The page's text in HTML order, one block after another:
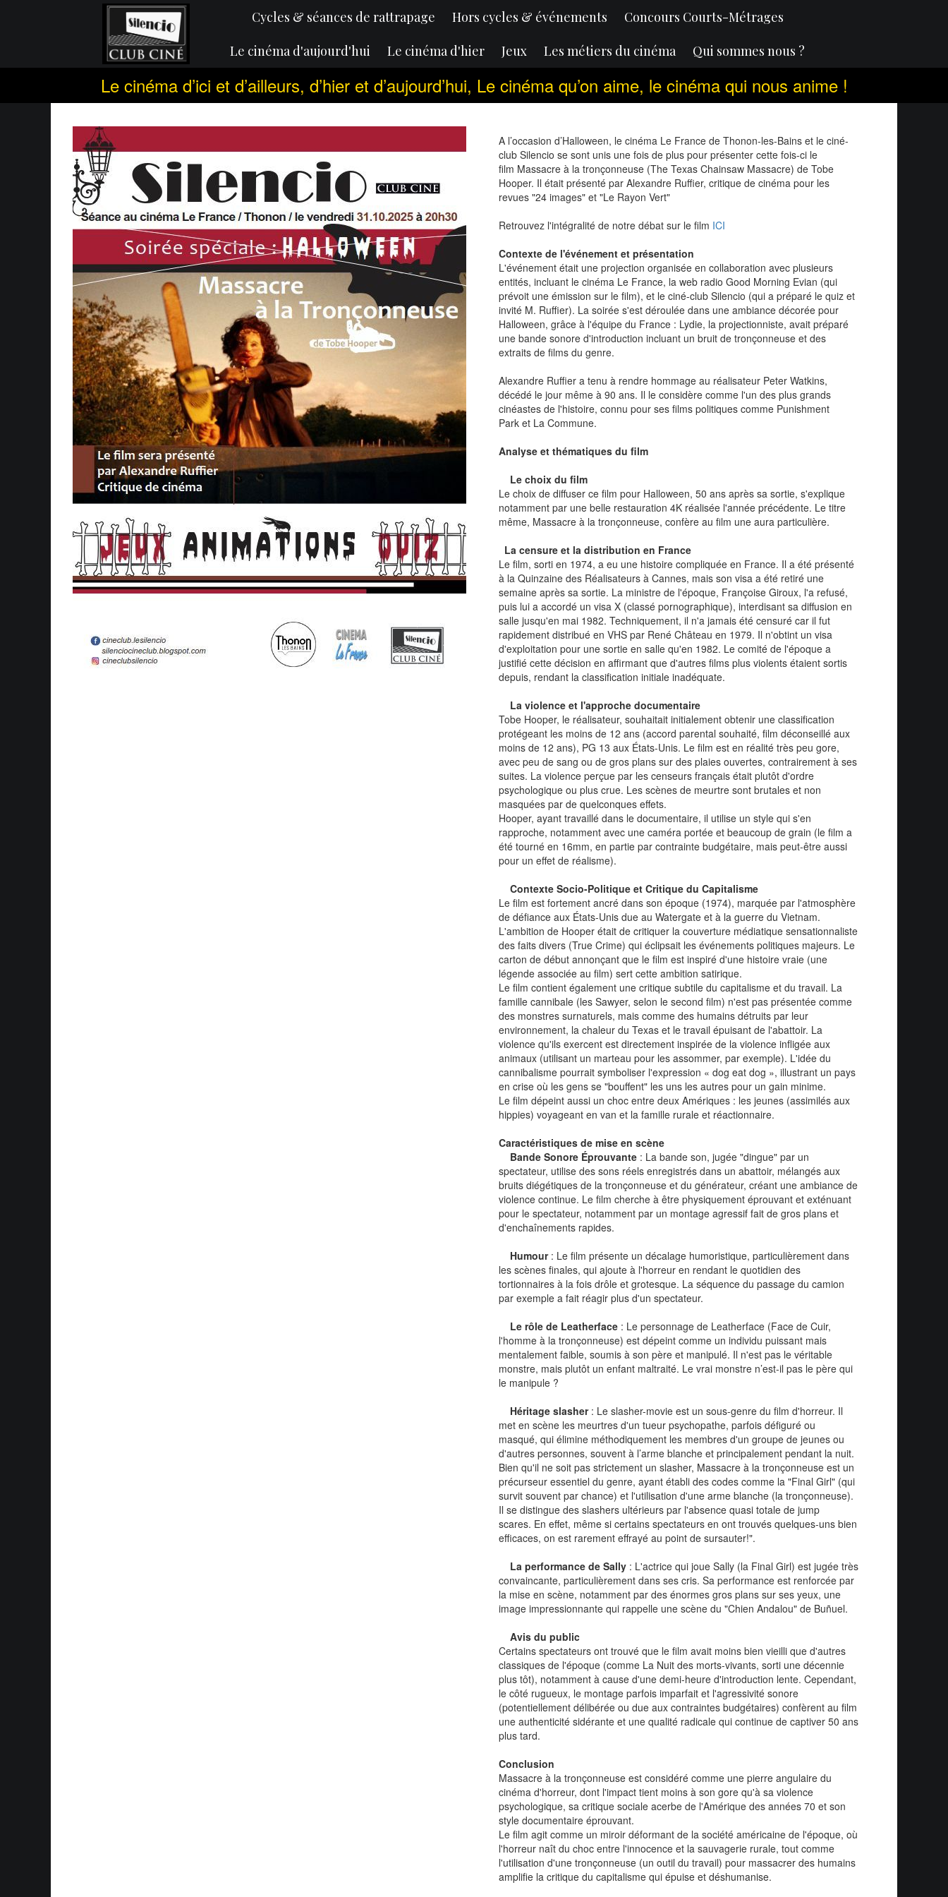
Cycles & séances de rattrapage Hors cycles & événements
Concours Courts-Métrages
Le cinéma d'aujourd'hui
Le cinéma d'hier Jeux Les métiers du cinéma Qui sommes nous ?
Le cinéma d’ici et d’ailleurs, d’hier et d’aujourd’hui, Le cinéma qu’on aime, le cinéma qui nous anime !
A l’occasion d’Halloween, le cinéma Le France de Thonon-les-Bains et le ciné-
club Silencio se sont unis une fois de plus pour présenter cette fois-ci le
film Massacre à la tronçonneuse (The Texas Chainsaw Massacre) de Tobe
Hooper. Il était présenté par Alexandre Ruffier, critique de cinéma pour les
revues "24 images" et "Le Rayon Vert"
Retrouvez l'intégralité de notre débat sur le film ICI
Contexte de l'événement et présentation
L'événement était une projection organisée en collaboration avec plusieurs
entités, incluant le cinéma Le France, la web radio Good Morning Evian (qui
prévoit une émission sur le film), et le ciné-club Silencio (qui a préparé le quiz et
invité M. Ruffier). La soirée s'est déroulée dans une ambiance décorée pour
Halloween, grâce à l'équipe du France : Lydie, la projectionniste, avait préparé
une bande sonore d'introduction incluant un bruit de tronçonneuse et des
extraits de films du genre.
Alexandre Ruffier a tenu à rendre hommage au réalisateur Peter Watkins,
décédé le jour même à 90 ans. Il le considère comme l'un des plus grands
cinéastes de l'histoire, connu pour ses films politiques comme Punishment
Park et La Commune.
Analyse et thématiques du film
Le choix du film
Le choix de diffuser ce film pour Halloween, 50 ans après sa sortie, s'explique
notamment par une belle restauration 4K réalisée l'année précédente. Le titre
même, Massacre à la tronçonneuse, confère au film une aura particulière.
La censure et la distribution en France
Le film, sorti en 1974, a eu une histoire compliquée en France. Il a été présenté
à la Quinzaine des Réalisateurs à Cannes, mais son visa a été retiré une
semaine après sa sortie. La ministre de l'époque, Françoise Giroux, l'a refusé,
puis lui a accordé un visa X (classé pornographique), interdisant sa diffusion en
salle jusqu'en mai 1982. Techniquement, il n'a jamais été censuré car il fut
rapidement distribué en VHS par René Château en 1979. Il n'obtint un visa
d'exploitation pour une sortie en salle qu'en 1982. Le comité de l'époque a
justifié cette décision en affirmant que d'autres films plus violents étaient sortis
depuis, rendant la classification initiale inadéquate.
La violence et l'approche documentaire
Tobe Hooper, le réalisateur, souhaitait initialement obtenir une classification
protégeant les moins de 12 ans (accord parental souhaité, film déconseillé aux
moins de 12 ans), PG 13 aux États-Unis. Le film est en réalité très peu gore,
avec peu de sang ou de gros plans sur des plaies ouvertes, contrairement à ses
suites. La violence perçue par les censeurs français était plutôt d'ordre
psychologique ou plus crue. Les scènes de meurtre sont brutales et non
masquées par de quelconques effets.
Hooper, ayant travaillé dans le documentaire, il utilise un style qui s'en
rapproche, notamment avec une caméra portée et beaucoup de grain (le film a
été tourné en 16mm, en partie par contrainte budgétaire, mais peut-être aussi
pour un effet de réalisme).
Contexte Socio-Politique et Critique du Capitalisme
Le film est fortement ancré dans son époque (1974), marquée par l'atmosphère
de défiance aux États-Unis due au Watergate et à la guerre du Vietnam.
L'ambition de Hooper était de critiquer la couverture médiatique sensationnaliste
des faits divers (True Crime) qui éclipsait les événements politiques majeurs. Le
carton de début annonçant que le film est inspiré d'une histoire vraie (une
légende associée au film) sert cette ambition satirique.
Le film contient également une critique subtile du capitalisme et du travail. La
famille cannibale (les Sawyer, selon le second film) n'est pas présentée comme
des monstres surnaturels, mais comme des humains détruits par leur
environnement, la chaleur du Texas et le travail épuisant de l'abattoir. La
violence qu'ils exercent est directement inspirée de la violence infligée aux
animaux (utilisant un marteau pour les assommer, par exemple). L'idée du
cannibalisme pourrait symboliser l'expression « dog eat dog », illustrant un pays
en crise où les gens se "bouffent" les uns les autres pour un gain minime.
Le film dépeint aussi un choc entre deux Amériques : les jeunes (assimilés aux
hippies) voyageant en van et la famille rurale et réactionnaire.
Caractéristiques de mise en scène
Bande Sonore Éprouvante : La bande son, jugée "dingue" par un
spectateur, utilise des sons réels enregistrés dans un abattoir, mélangés aux
bruits diégétiques de la tronçonneuse et du générateur, créant une ambiance de
violence continue. Le film cherche à être physiquement éprouvant et exténuant
pour le spectateur, notamment par un montage agressif fait de gros plans et
d'enchaînements rapides.
Humour: Le film présente un décalage humoristique, particulièrement dans
les scènes finales, qui ajoute à l'horreur en rendant le quotidien des
tortionnaires à la fois drôle et grotesque. La séquence du passage du camion
par exemple a fait réagir plus d'un spectateur.
Le rôle de Leatherface : Le personnage de Leatherface (Face de Cuir,
l'homme à la tronçonneuse) est dépeint comme un individu puissant mais
mentalement faible, soumis à son père et manipulé. Il n'est pas le véritable
monstre, mais plutôt un enfant maltraité. Le vrai monstre n’est-il pas le père qui
le manipule ?
Héritage slasher: Le slasher-movie est un sous-genre du film d'horreur. Il
met en scène les meurtres d'un tueur psychopathe, parfois défiguré ou
masqué, qui élimine méthodiquement les membres d'un groupe de jeunes ou
d'autres personnes, souvent à l’arme blanche et principalement pendant la nuit.
Bien qu'il ne soit pas strictement un slasher, Massacre à la tronçonneuse est un
précurseur essentiel du genre, ayant établi des codes comme la "Final Girl" (qui
survit souvent par chance) et l'utilisation d'une arme blanche (la tronçonneuse).
Il se distingue des slashers ultérieurs par l'absence quasi totale de jump
scares. En effet, même si certains spectateurs en ont trouvés quelques-uns bien
efficaces, on est rarement effrayé au point de sursauter!".
La performance de Sally : L'actrice qui joue Sally (la Final Girl) est jugée très
convaincante, particulièrement dans ses cris. Sa performance est renforcée par
la mise en scène, notamment par des énormes gros plans sur ses yeux, une
image impressionnante qui rappelle une scène du "Chien Andalou" de Buñuel.
Avis du public
Certains spectateurs ont trouvé que le film avait moins bien vieilli que d'autres
classiques de l'époque (comme La Nuit des morts-vivants, sorti une décennie
plus tôt), notamment à cause d'une demi-heure d'introduction lente. Cependant,
le côté rugueux, le montage parfois imparfait et l'agressivité sonore
(potentiellement délibérée ou due aux contraintes budgétaires) confèrent au film
une authenticité sidérante et une qualité radicale qui continue de captiver 50 ans
plus tard.
Conclusion
Massacre à la tronçonneuse est considéré comme une pierre angulaire du
cinéma d'horreur, dont l'impact tient moins à son gore qu'à sa violence
psychologique, sa critique sociale acerbe de l'Amérique des années 70 et son
style documentaire éprouvant.
Le film agit comme un miroir déformant de la société américaine de l'époque, où
l'horreur naît du choc entre l'innocence et la sauvagerie rurale, tout comme
l'utilisation d'une tronçonneuse (un outil du travail) pour massacrer des humains
amplifie la critique du capitalisme qui épuise et déshumanise.